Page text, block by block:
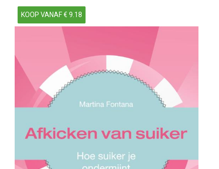
KOOP VANAF € 9.18